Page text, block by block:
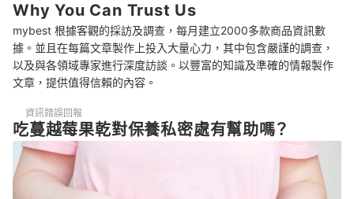
5 無加糖商品可能含有代糖或果汁成分
蔓越莓乾 推薦排行榜
吃不完的蔓越莓果乾可以做果醬
飲品調味、料理上色可搭配蔓越莓汁
Why You Can Trust Us
mybest 根據客觀的採訪及調查，每月建立2000多款商品資訊數
據。並且在每篇文章製作上投入大量心力，其中包含嚴謹的調查，
以及與各領域專家進行深度訪談。以豐富的知識及準確的情報製作
文章，提供值得信賴的內容。
資訊錯誤回報
吃蔓越莓果乾對保養私密處有幫助嗎？